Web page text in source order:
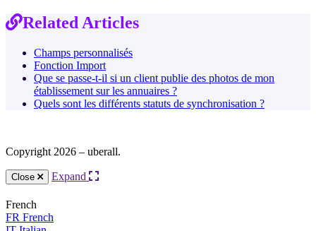
Related Articles
Champs personnalisés
Fonction Import
Que se passe-t-il si un client publie des photos de mon
établissement sur les annuaires ?
Quels sont les différents statuts de synchronisation ?
Copyright 2026 – uberall.
Close Expand
French
FR French